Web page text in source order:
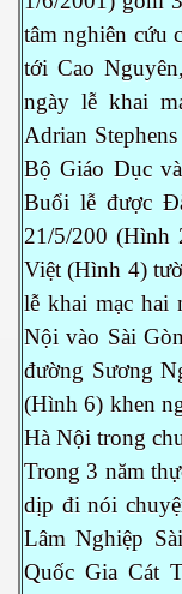
tâm nghiên cứu
tới Cao
ngày lễ khai
Adrian
Bộ Giáo Dục
Buổi lễ được
21/5/200 (Hình
Việt (Hình 4)
lễ khai mạc hai
Nội vào Sài
đường Sương
(Hình 6) khen
Hà Nội trong
Trong 3 năm
dịp đi nói
Lâm Nghiệp
Quốc Gia Cát
nay